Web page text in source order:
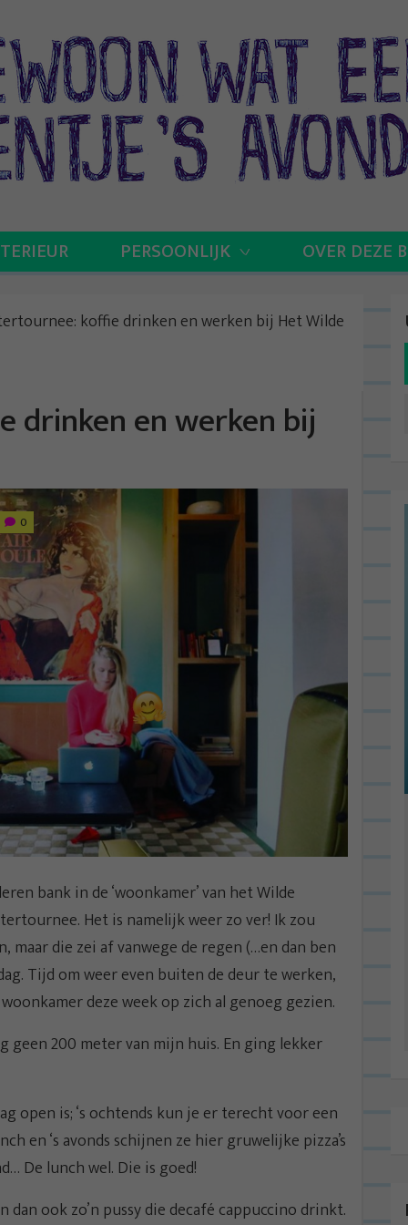
PERSOONLIJK OVER DEZE
koffie drinken en werken bij Het Wilde
drinken en werken bij
0
bank in de ‘woonkamer’ van het Wilde
Het is namelijk weer zo ver! Ik zou
die zei af vanwege de regen (…en dan ben
Tijd om weer even buiten de deur te werken,
deze week op zich al genoeg gezien.
geen 200 meter van mijn huis. En ging lekker
open is; ‘s ochtends kun je er terecht voor een
en ‘s avonds schijnen ze hier gruwelijke pizza’s
De lunch wel. Die is goed!
dan ook zo’n pussy die decafé cappuccino drinkt.